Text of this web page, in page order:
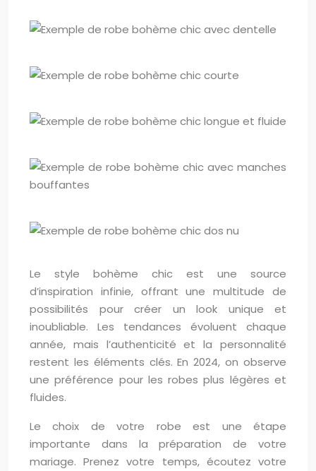
Le style bohème chic est une source
d’inspiration infinie, offrant une multitude de
possibilités pour créer un look unique et
inoubliable. Les tendances évoluent chaque
année, mais l’authenticité et la personnalité
restent les éléments clés. En 2024, on observe
une préférence pour les robes plus légères et
fluides.
Le choix de votre robe est une étape
importante dans la préparation de votre
mariage. Prenez votre temps, écoutez votre